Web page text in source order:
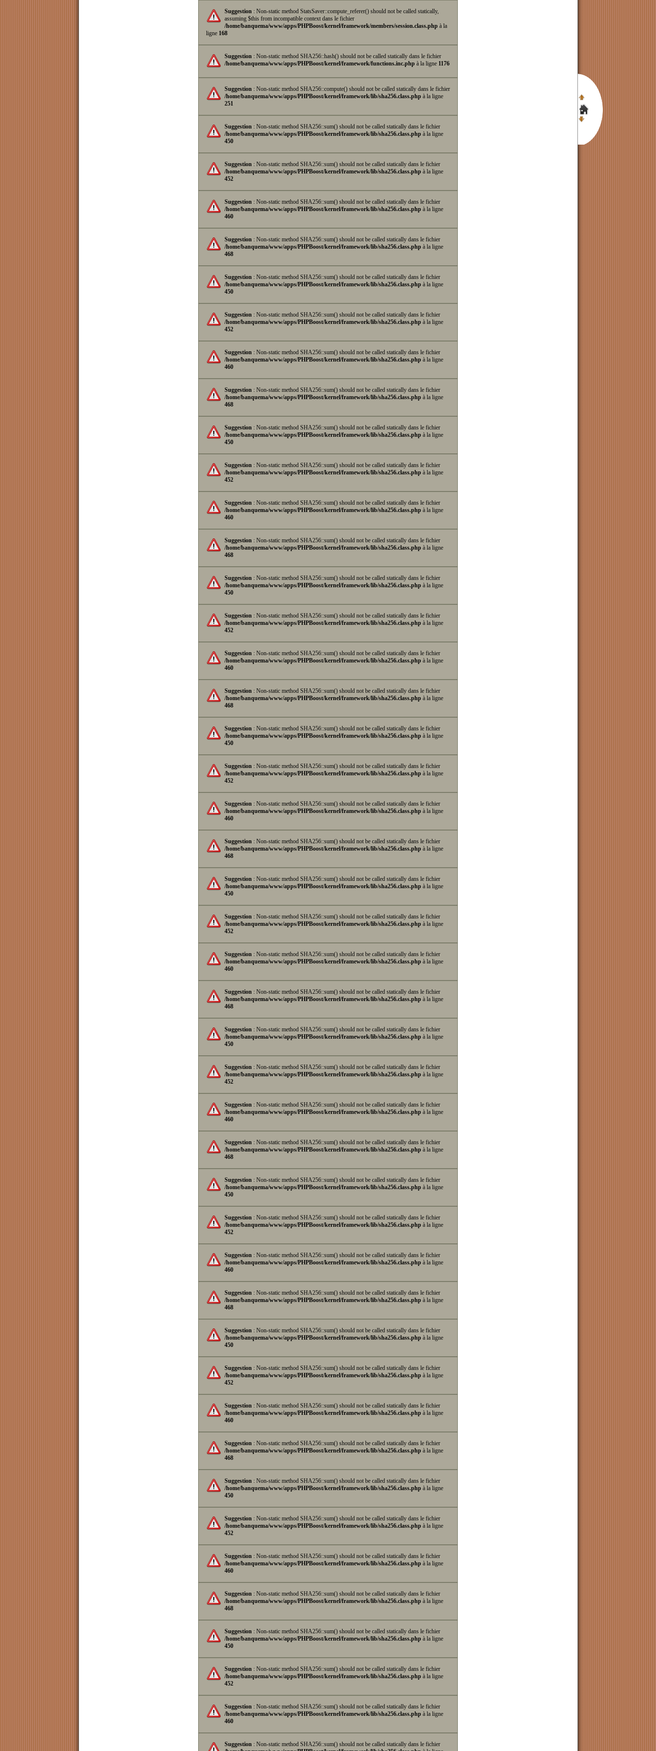
Suggestion : Non-static method StatsSaver::compute_referer() should not be called statically,
assuming $this from incompatible context dans le fichier
/home/banquema/www/apps/PHPBoost/kernel/framework/members/session.class.php à la
ligne 168
Suggestion : Non-static method SHA256::hash() should not be called statically dans le fichier
/home/banquema/www/apps/PHPBoost/kernel/framework/functions.inc.php à la ligne 1176
Suggestion : Non-static method SHA256::compute() should not be called statically dans le fichier
/home/banquema/www/apps/PHPBoost/kernel/framework/lib/sha256.class.php à la ligne
251
Suggestion : Non-static method SHA256::sum() should not be called statically dans le fichier
/home/banquema/www/apps/PHPBoost/kernel/framework/lib/sha256.class.php à la ligne
450
Suggestion : Non-static method SHA256::sum() should not be called statically dans le fichier
/home/banquema/www/apps/PHPBoost/kernel/framework/lib/sha256.class.php à la ligne
452
Suggestion : Non-static method SHA256::sum() should not be called statically dans le fichier
/home/banquema/www/apps/PHPBoost/kernel/framework/lib/sha256.class.php à la ligne
460
Suggestion : Non-static method SHA256::sum() should not be called statically dans le fichier
/home/banquema/www/apps/PHPBoost/kernel/framework/lib/sha256.class.php à la ligne
468
Suggestion : Non-static method SHA256::sum() should not be called statically dans le fichier
/home/banquema/www/apps/PHPBoost/kernel/framework/lib/sha256.class.php à la ligne
450
Suggestion : Non-static method SHA256::sum() should not be called statically dans le fichier
/home/banquema/www/apps/PHPBoost/kernel/framework/lib/sha256.class.php à la ligne
452
Suggestion : Non-static method SHA256::sum() should not be called statically dans le fichier
/home/banquema/www/apps/PHPBoost/kernel/framework/lib/sha256.class.php à la ligne
460
Suggestion : Non-static method SHA256::sum() should not be called statically dans le fichier
/home/banquema/www/apps/PHPBoost/kernel/framework/lib/sha256.class.php à la ligne
468
Suggestion : Non-static method SHA256::sum() should not be called statically dans le fichier
/home/banquema/www/apps/PHPBoost/kernel/framework/lib/sha256.class.php à la ligne
450
Suggestion : Non-static method SHA256::sum() should not be called statically dans le fichier
/home/banquema/www/apps/PHPBoost/kernel/framework/lib/sha256.class.php à la ligne
452
Suggestion : Non-static method SHA256::sum() should not be called statically dans le fichier
/home/banquema/www/apps/PHPBoost/kernel/framework/lib/sha256.class.php à la ligne
460
Suggestion : Non-static method SHA256::sum() should not be called statically dans le fichier
/home/banquema/www/apps/PHPBoost/kernel/framework/lib/sha256.class.php à la ligne
468
Suggestion : Non-static method SHA256::sum() should not be called statically dans le fichier
/home/banquema/www/apps/PHPBoost/kernel/framework/lib/sha256.class.php à la ligne
450
Suggestion : Non-static method SHA256::sum() should not be called statically dans le fichier
/home/banquema/www/apps/PHPBoost/kernel/framework/lib/sha256.class.php à la ligne
452
Suggestion : Non-static method SHA256::sum() should not be called statically dans le fichier
/home/banquema/www/apps/PHPBoost/kernel/framework/lib/sha256.class.php à la ligne
460
Suggestion : Non-static method SHA256::sum() should not be called statically dans le fichier
/home/banquema/www/apps/PHPBoost/kernel/framework/lib/sha256.class.php à la ligne
468
Suggestion : Non-static method SHA256::sum() should not be called statically dans le fichier
/home/banquema/www/apps/PHPBoost/kernel/framework/lib/sha256.class.php à la ligne
450
Suggestion : Non-static method SHA256::sum() should not be called statically dans le fichier
/home/banquema/www/apps/PHPBoost/kernel/framework/lib/sha256.class.php à la ligne
452
Suggestion : Non-static method SHA256::sum() should not be called statically dans le fichier
/home/banquema/www/apps/PHPBoost/kernel/framework/lib/sha256.class.php à la ligne
460
Suggestion : Non-static method SHA256::sum() should not be called statically dans le fichier
/home/banquema/www/apps/PHPBoost/kernel/framework/lib/sha256.class.php à la ligne
468
Suggestion : Non-static method SHA256::sum() should not be called statically dans le fichier
/home/banquema/www/apps/PHPBoost/kernel/framework/lib/sha256.class.php à la ligne
450
Suggestion : Non-static method SHA256::sum() should not be called statically dans le fichier
/home/banquema/www/apps/PHPBoost/kernel/framework/lib/sha256.class.php à la ligne
452
Suggestion : Non-static method SHA256::sum() should not be called statically dans le fichier
/home/banquema/www/apps/PHPBoost/kernel/framework/lib/sha256.class.php à la ligne
460
Suggestion : Non-static method SHA256::sum() should not be called statically dans le fichier
/home/banquema/www/apps/PHPBoost/kernel/framework/lib/sha256.class.php à la ligne
468
Suggestion : Non-static method SHA256::sum() should not be called statically dans le fichier
/home/banquema/www/apps/PHPBoost/kernel/framework/lib/sha256.class.php à la ligne
450
Suggestion : Non-static method SHA256::sum() should not be called statically dans le fichier
/home/banquema/www/apps/PHPBoost/kernel/framework/lib/sha256.class.php à la ligne
452
Suggestion : Non-static method SHA256::sum() should not be called statically dans le fichier
/home/banquema/www/apps/PHPBoost/kernel/framework/lib/sha256.class.php à la ligne
460
Suggestion : Non-static method SHA256::sum() should not be called statically dans le fichier
/home/banquema/www/apps/PHPBoost/kernel/framework/lib/sha256.class.php à la ligne
468
Suggestion : Non-static method SHA256::sum() should not be called statically dans le fichier
/home/banquema/www/apps/PHPBoost/kernel/framework/lib/sha256.class.php à la ligne
450
Suggestion : Non-static method SHA256::sum() should not be called statically dans le fichier
/home/banquema/www/apps/PHPBoost/kernel/framework/lib/sha256.class.php à la ligne
452
Suggestion : Non-static method SHA256::sum() should not be called statically dans le fichier
/home/banquema/www/apps/PHPBoost/kernel/framework/lib/sha256.class.php à la ligne
460
Suggestion : Non-static method SHA256::sum() should not be called statically dans le fichier
/home/banquema/www/apps/PHPBoost/kernel/framework/lib/sha256.class.php à la ligne
468
Suggestion : Non-static method SHA256::sum() should not be called statically dans le fichier
/home/banquema/www/apps/PHPBoost/kernel/framework/lib/sha256.class.php à la ligne
450
Suggestion : Non-static method SHA256::sum() should not be called statically dans le fichier
/home/banquema/www/apps/PHPBoost/kernel/framework/lib/sha256.class.php à la ligne
452
Suggestion : Non-static method SHA256::sum() should not be called statically dans le fichier
/home/banquema/www/apps/PHPBoost/kernel/framework/lib/sha256.class.php à la ligne
460
Suggestion : Non-static method SHA256::sum() should not be called statically dans le fichier
/home/banquema/www/apps/PHPBoost/kernel/framework/lib/sha256.class.php à la ligne
468
Suggestion : Non-static method SHA256::sum() should not be called statically dans le fichier
/home/banquema/www/apps/PHPBoost/kernel/framework/lib/sha256.class.php à la ligne
450
Suggestion : Non-static method SHA256::sum() should not be called statically dans le fichier
/home/banquema/www/apps/PHPBoost/kernel/framework/lib/sha256.class.php à la ligne
452
Suggestion : Non-static method SHA256::sum() should not be called statically dans le fichier
/home/banquema/www/apps/PHPBoost/kernel/framework/lib/sha256.class.php à la ligne
460
Suggestion : Non-static method SHA256::sum() should not be called statically dans le fichier
/home/banquema/www/apps/PHPBoost/kernel/framework/lib/sha256.class.php à la ligne
468
Suggestion : Non-static method SHA256::sum() should not be called statically dans le fichier
/home/banquema/www/apps/PHPBoost/kernel/framework/lib/sha256.class.php à la ligne
450
Suggestion : Non-static method SHA256::sum() should not be called statically dans le fichier
/home/banquema/www/apps/PHPBoost/kernel/framework/lib/sha256.class.php à la ligne
452
Suggestion : Non-static method SHA256::sum() should not be called statically dans le fichier
/home/banquema/www/apps/PHPBoost/kernel/framework/lib/sha256.class.php à la ligne
460
Suggestion : Non-static method SHA256::sum() should not be called statically dans le fichier